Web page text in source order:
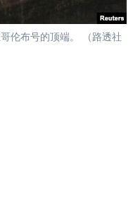
伦布号的顶端。 （路透社